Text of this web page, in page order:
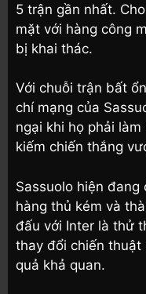
5 trận gần nhất.
mặt với hàng công
bị khai thác.
Với chuỗi trận bất
chí mạng của
ngại khi họ phải
kiếm chiến thắng
Sassuolo hiện đang
hàng thủ kém và
đấu với Inter là thử
thay đổi chiến thuật
quả khả quan.